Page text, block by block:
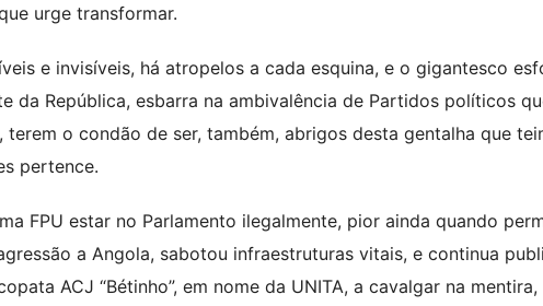
urge transformar.
e invisíveis, há atropelos a cada esquina, e o gigantesco
da República, esbarra na ambivalência de Partidos políticos
o condão de ser, também, abrigos desta gentalha que
pertence.
FPU estar no Parlamento ilegalmente, pior ainda quando
a Angola, sabotou infraestruturas vitais, e continua
ACJ “Bétinho”, em nome da UNITA, a cavalgar na mentira,